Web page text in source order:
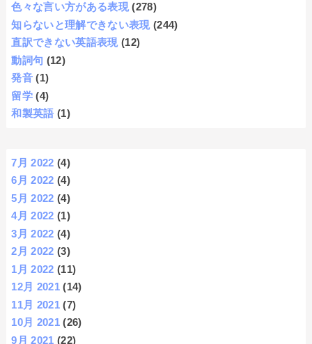
色々な言い方がある表現 (278)
知らないと理解できない表現 (244)
直訳できない英語表現 (12)
動詞句 (12)
発音 (1)
留学 (4)
和製英語 (1)
7月 2022 (4)
6月 2022 (4)
5月 2022 (4)
4月 2022 (1)
3月 2022 (4)
2月 2022 (3)
1月 2022 (11)
12月 2021 (14)
11月 2021 (7)
10月 2021 (26)
9月 2021 (22)